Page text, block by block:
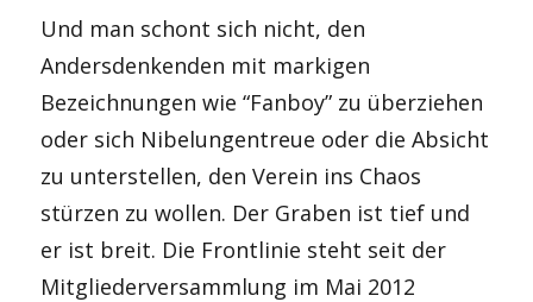
Und man schont sich nicht, den
Andersdenkenden mit markigen
Bezeichnungen wie “Fanboy” zu überziehen
oder sich Nibelungentreue oder die Absicht
zu unterstellen, den Verein ins Chaos
stürzen zu wollen. Der Graben ist tief und
er ist breit. Die Frontlinie steht seit der
Mitgliederversammlung im Mai 2012